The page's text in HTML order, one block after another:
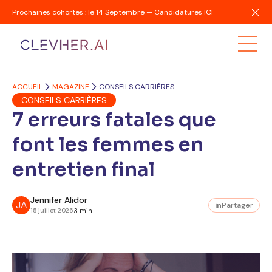
Prochaines cohortes : le 14 Septembre — Candidatures ICI
ACCUEIL MAGAZINE CONSEILS CARRIÈRES
CONSEILS CARRIÈRES
7 erreurs fatales que
font les femmes en
entretien final
JA Jennifer Alidor
15 juillet 20263 min
inPartager